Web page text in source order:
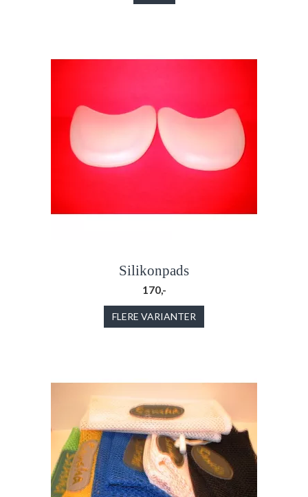
Silikonpads
170,-
FLERE VARIANTER